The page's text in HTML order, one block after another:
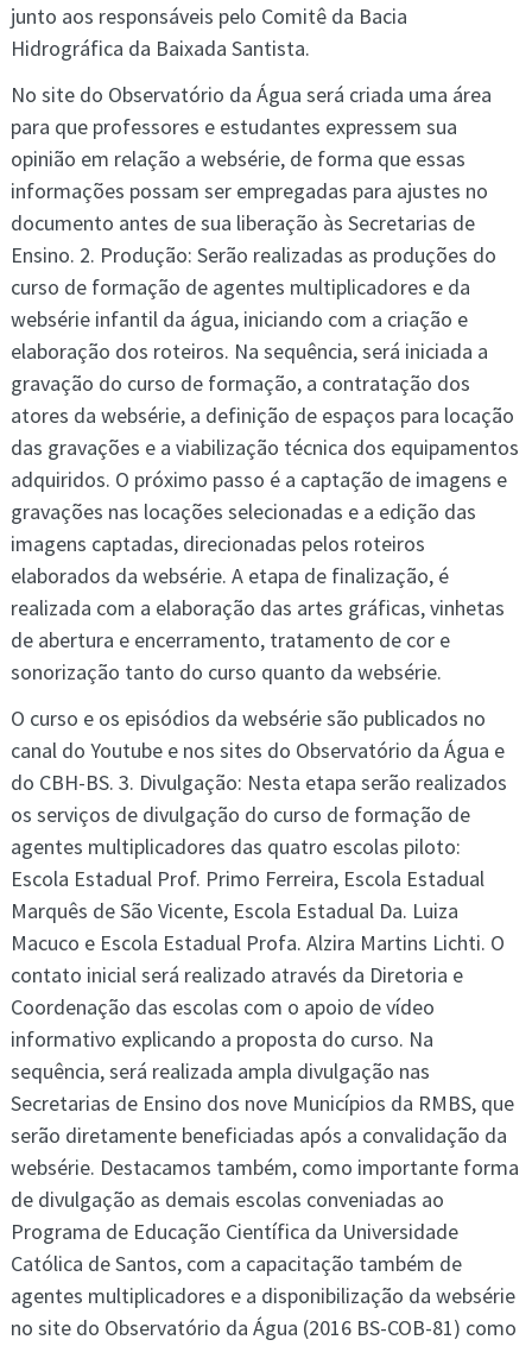
junto aos responsáveis pelo Comitê da Bacia
Hidrográfica da Baixada Santista.
No site do Observatório da Água será criada uma área
para que professores e estudantes expressem sua
opinião em relação a websérie, de forma que essas
informações possam ser empregadas para ajustes no
documento antes de sua liberação às Secretarias de
Ensino. 2. Produção: Serão realizadas as produções do
curso de formação de agentes multiplicadores e da
websérie infantil da água, iniciando com a criação e
elaboração dos roteiros. Na sequência, será iniciada a
gravação do curso de formação, a contratação dos
atores da websérie, a definição de espaços para locação
das gravações e a viabilização técnica dos equipamentos
adquiridos. O próximo passo é a captação de imagens e
gravações nas locações selecionadas e a edição das
imagens captadas, direcionadas pelos roteiros
elaborados da websérie. A etapa de finalização, é
realizada com a elaboração das artes gráficas, vinhetas
de abertura e encerramento, tratamento de cor e
sonorização tanto do curso quanto da websérie.
O curso e os episódios da websérie são publicados no
canal do Youtube e nos sites do Observatório da Água e
do CBH-BS. 3. Divulgação: Nesta etapa serão realizados
os serviços de divulgação do curso de formação de
agentes multiplicadores das quatro escolas piloto:
Escola Estadual Prof. Primo Ferreira, Escola Estadual
Marquês de São Vicente, Escola Estadual Da. Luiza
Macuco e Escola Estadual Profa. Alzira Martins Lichti. O
contato inicial será realizado através da Diretoria e
Coordenação das escolas com o apoio de vídeo
informativo explicando a proposta do curso. Na
sequência, será realizada ampla divulgação nas
Secretarias de Ensino dos nove Municípios da RMBS, que
serão diretamente beneficiadas após a convalidação da
websérie. Destacamos também, como importante forma
de divulgação as demais escolas conveniadas ao
Programa de Educação Científica da Universidade
Católica de Santos, com a capacitação também de
agentes multiplicadores e a disponibilização da websérie
no site do Observatório da Água (2016 BS-COB-81) como